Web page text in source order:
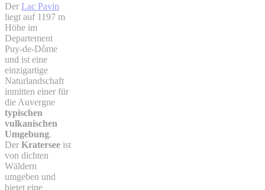
Der Lac Pavin
liegt auf 1197 m
Höhe im
Departement
Puy-de-Dôme
und ist eine
einzigartige
Naturlandschaft
inmitten einer für
die Auvergne
typischen
vulkanischen
Umgebung.
Der Kratersee ist
von dichten
Wäldern
umgeben und
bietet eine